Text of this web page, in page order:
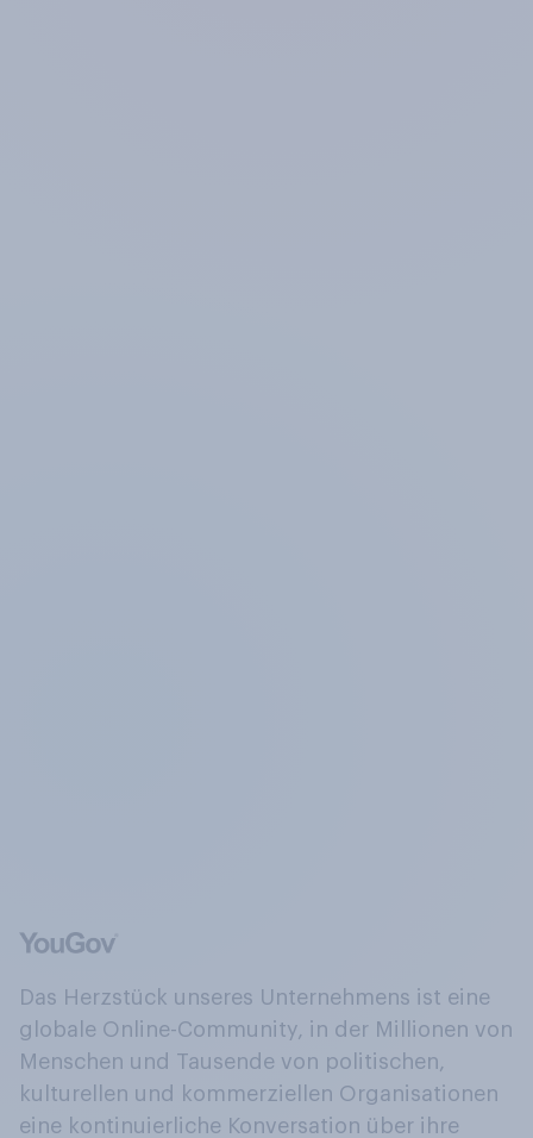
Das Herzstück unseres Unternehmens ist eine
globale Online-Community, in der Millionen von
Menschen und Tausende von politischen,
kulturellen und kommerziellen Organisationen
eine kontinuierliche Konversation über ihre